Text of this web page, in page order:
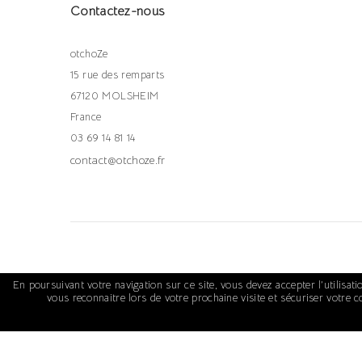
Contactez-nous
otchoZe
15 rue des remparts
67120 MOLSHEIM
France
03 69 14 81 14
contact@otchoze.fr
En poursuivant votre navigation sur ce site, vous devez accepter
vous reconnaitre lors de votre prochaine visite et sécuriser